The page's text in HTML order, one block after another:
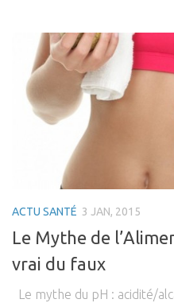
Coaching Ergonomique
Coaching Mental
Coaching Sportif
Coaching Santé
Bien-être & Santé
Actu Santé
Sophrologie
Bien-être & Relaxation
Vidéos
Se connecter
ACTU SANTÉ 3 JAN, 2015
Le Mythe de
vrai du faux
Le mythe du pH : acidité/